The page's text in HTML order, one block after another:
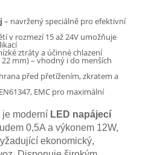
– navržený speciálně pro efektivní
v rozmezí 15 až 24V umožňuje
ztráty a účinné chlazení
22 mm) – vhodný i do menších
před přetížením, zkratem a
EMC pro maximální
je moderní LED napájecí
0,5A a výkonem 12W,
ekonomický,